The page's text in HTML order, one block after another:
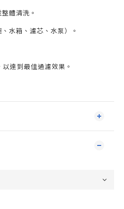
體清洗。
水箱、濾芯、水泵）。
達到最佳過濾效果。